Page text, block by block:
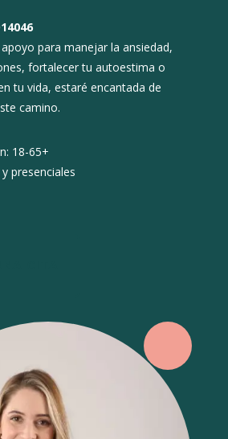
para manejar la ansiedad,
fortalecer tu autoestima o
tu vida, estaré encantada de
camino.
18-65+
presenciales